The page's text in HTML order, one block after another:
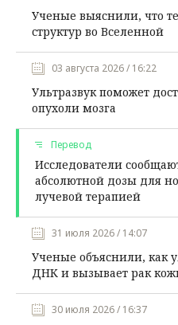
Ученые выяснили, что
структур во Вселенной
03 августа 2026 / 16:22
Ультразвук поможет
опухоли мозга
Перевод
Исследователи
абсолютной дозы для
лучевой терапией
31 июля 2026 / 14:07
Ученые объяснили, как
ДНК и вызывает рак
30 июля 2026 / 16:37